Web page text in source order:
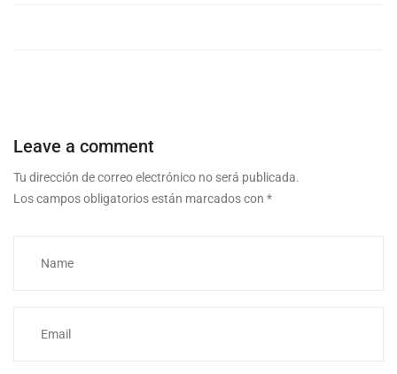
Leave a comment
Tu dirección de correo electrónico no será publicada.
Los campos obligatorios están marcados con *